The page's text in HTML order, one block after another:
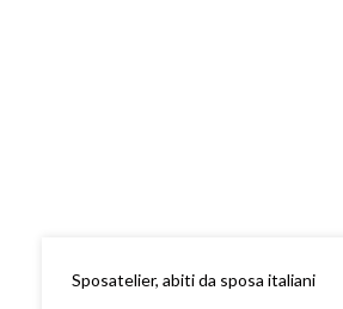
Sposatelier, abiti da sposa italiani